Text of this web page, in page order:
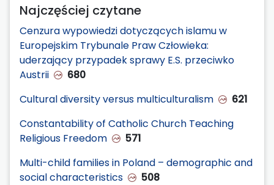
Najczęściej czytane
Cenzura wypowiedzi dotyczących islamu w
Europejskim Trybunale Praw Człowieka:
uderzający przypadek sprawy E.S. przeciwko
Austrii
680
Cultural diversity versus multiculturalism
621
Constantability of Catholic Church Teaching
Religious Freedom
571
Multi-child families in Poland – demographic and
social characteristics
508